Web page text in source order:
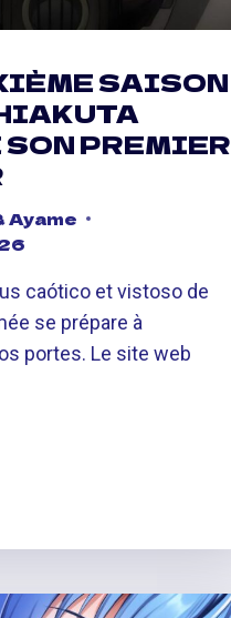
SAISON
SON PREMIER
Ayame
caótico et vistoso de
se prépare à
portes. Le site web